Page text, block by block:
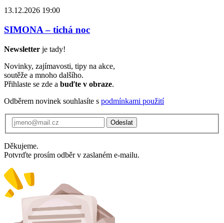
13.12.2026 19:00
SIMONA – tichá noc
Newsletter je tady!
Novinky, zajímavosti, tipy na akce,
soutěže a mnoho dalšího.
Přihlaste se zde a buďte v obraze.
Odběrem novinek souhlasíte s podmínkami použití
Odeslat
Děkujeme.
Potvrďte prosím odběr v zaslaném e-mailu.